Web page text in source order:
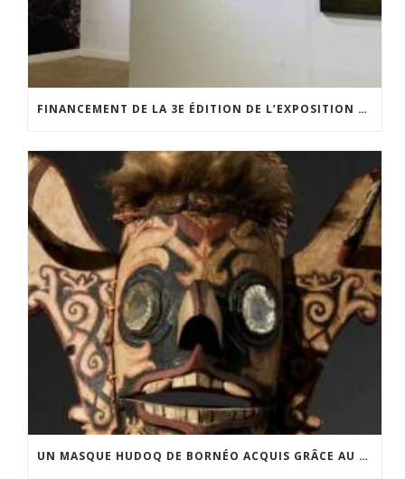
FINANCEMENT DE LA 3E ÉDITION DE L’EXPOSITION DU PRIX POUR LA PHOTOGRAPHIE PAR LE CERCLE POUR LA PHOTOGRAPHIE ET L’ART CONTEMPORAIN
UN MASQUE HUDOQ DE BORNÉO ACQUIS GRÂCE AU SOUTIEN DU CERCLE LÉVI-STRAUSS